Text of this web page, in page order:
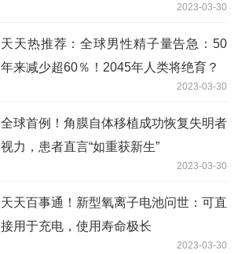
2023-03-30
天天热推荐：全球男性精子量告急：50
年来减少超60％！2045年人类将绝育？
2023-03-30
全球首例！角膜自体移植成功恢复失明者
视力，患者直言“如重获新生”
2023-03-30
天天百事通！新型氧离子电池问世：可直
接用于充电，使用寿命极长
2023-03-30